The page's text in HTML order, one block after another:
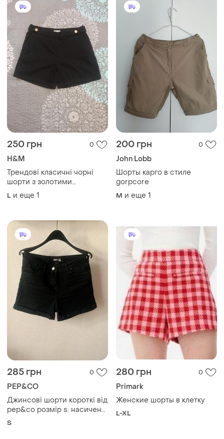
250 грн 0
H&M
Трендові класичні чорні
шорти з золотими
гудзиками
L и еще 1
200 грн 0
John Lobb
Шорты карго в стиле
gorpcore
M и еще 1
285 грн 0
PEP&CO
Джинсові шорти короткі від
pep&co розмір s. насичено
чорні
S
280 грн 0
Primark
Женские шорты в клетку
L-XL